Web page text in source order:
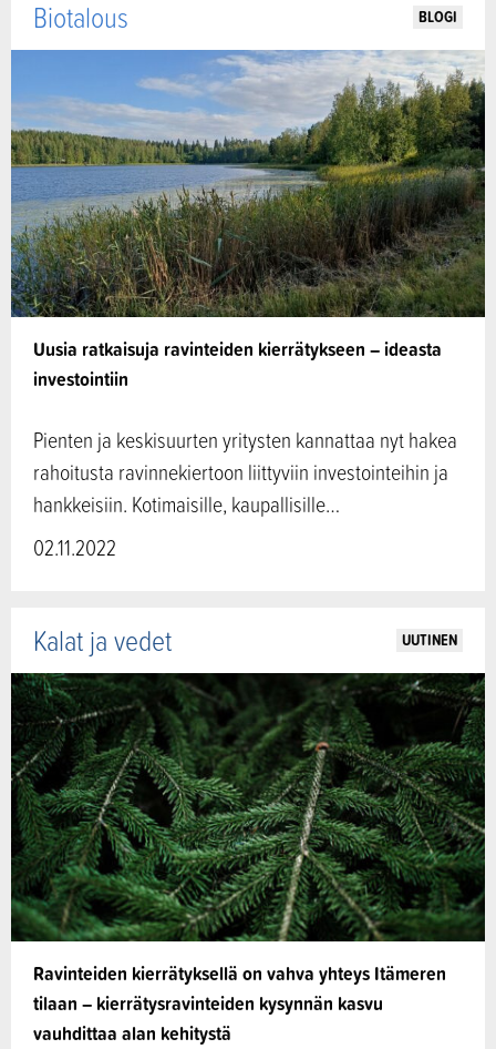
Uusia ratkaisuja ravinteiden kierrätykseen – ideasta
investointiin
Biotalous BLOGI
Pienten ja keskisuurten yritysten kannattaa nyt hakea
rahoitusta ravinnekiertoon liittyviin investointeihin ja
hankkeisiin. Kotimaisille, kaupallisille…
02.11.2022
Ravinteiden kierrätyksellä on vahva yhteys Itämeren
tilaan – kierrätysravinteiden kysynnän kasvu
vauhdittaa alan kehitystä
Kalat ja vedet UUTINEN